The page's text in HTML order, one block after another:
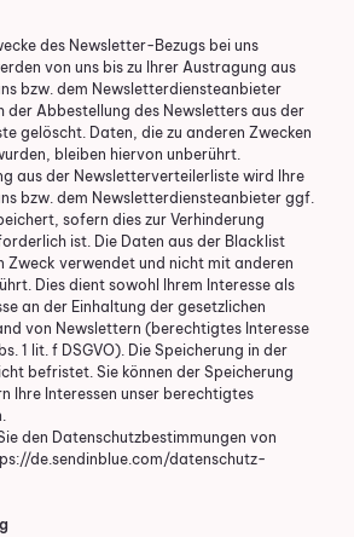
des Newsletter-Bezugs bei uns
von uns bis zu Ihrer Austragung aus
bzw. dem Newsletterdiensteanbieter
der Abbestellung des Newsletters aus der
gelöscht. Daten, die zu anderen Zwecken
bleiben hiervon unberührt.
aus der Newsletterverteilerliste wird Ihre
bzw. dem Newsletterdiensteanbieter ggf.
sofern dies zur Verhinderung
ist. Die Daten aus der Blacklist
Zweck verwendet und nicht mit anderen
Dies dient sowohl Ihrem Interesse als
an der Einhaltung der gesetzlichen
von Newslettern (berechtigtes Interesse
1 lit. f DSGVO). Die Speicherung in der
befristet. Sie können der Speicherung
Ihre Interessen unser berechtigtes
den Datenschutzbestimmungen von
de.sendinblue.com/datenschutz-